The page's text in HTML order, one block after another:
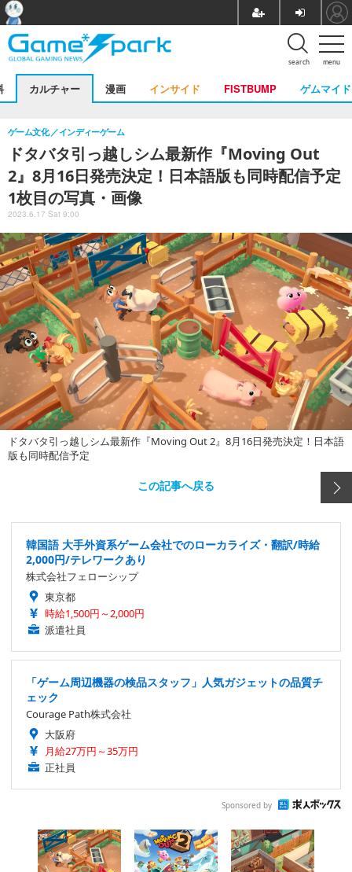
menu
search
カルチャー 漫画 インサイド FISTBUMP ゲムマイド
ドタバタ引っ越しシム最新作『Moving Out
2』8月16日発売決定！日本語版も同時配信予定
1枚目の写真・画像
ゲーム文化 インディーゲーム
2023.6.17 Sat 9:00
ドタバタ引っ越しシム最新作『Moving Out 2』8月16日発売決定！日本語
版も同時配信予定
この記事へ戻る
韓国語 大手外資系ゲーム会社でのローカライズ・翻訳/時給
2,000円/テレワークあり
株式会社フェローシップ
東京都
時給1,500円～2,000円
派遣社員
「ゲーム周辺機器の検品スタッフ」人気ガジェットの品質チ
ェック
Courage Path株式会社
大阪府
月給27万円～35万円
正社員
Sponsored by